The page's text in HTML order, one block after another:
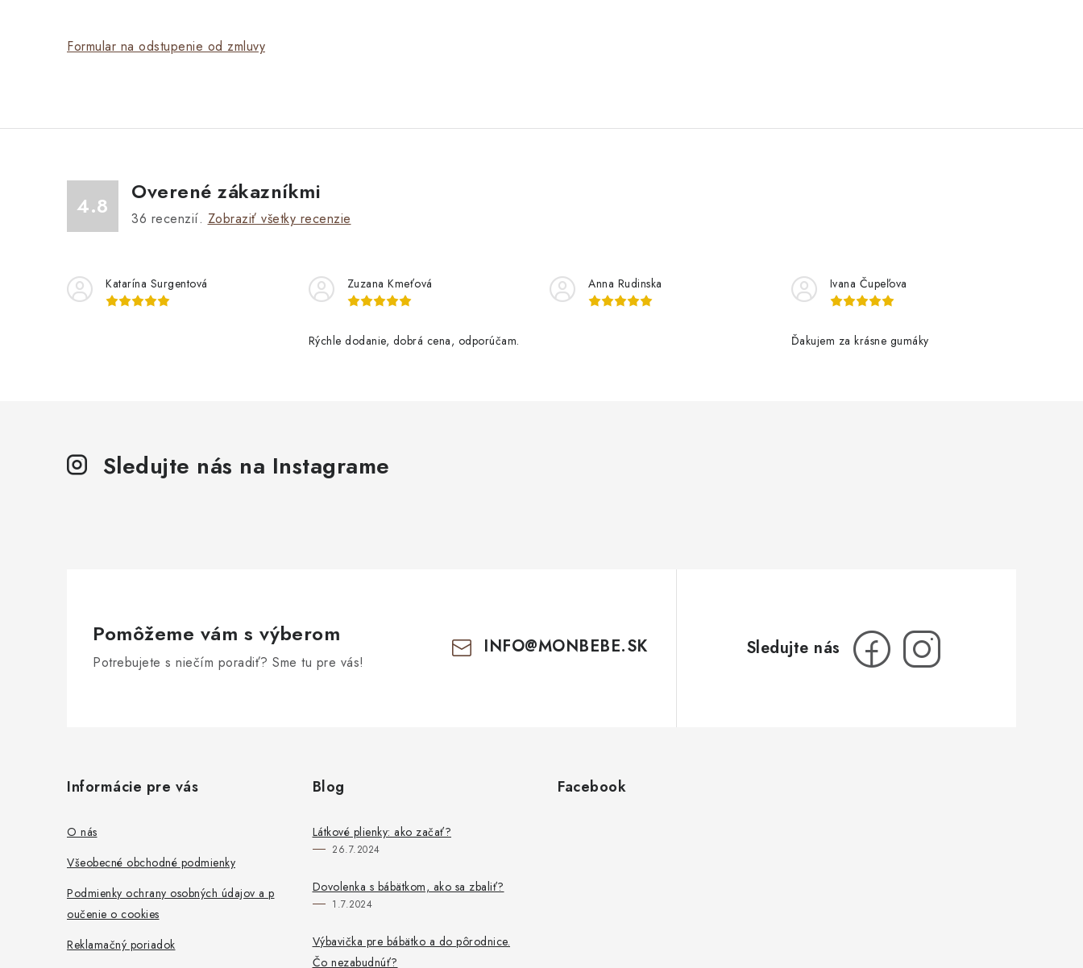
Formular na odstupenie od zmluvy
4.8
Overené zákazníkmi
36 recenzií. Zobraziť všetky recenzie
Katarína Surgentová Zuzana Kmeťová
Rýchle dodanie, dobrá cena, odporúčam.
Anna Rudinska Ivana Čupeľova
Ďakujem za krásne gumáky
Sledujte nás na Instagrame
Pomôžeme vám s výberom
Potrebujete s niečím poradiť? Sme tu pre vás!
INFO@MONBEBE.SK
Informácie pre vás
O nás
Všeobecné obchodné podmienky
Podmienky ochrany osobných údajov a p
oučenie o cookies
Reklamačný poriadok
Blog
Látkové plienky: ako začať?
26.7.2024
Dovolenka s bábätkom, ako sa zbaliť?
1.7.2024
Výbavička pre bábätko a do pôrodnice.
Čo nezabudnúť?
Facebook